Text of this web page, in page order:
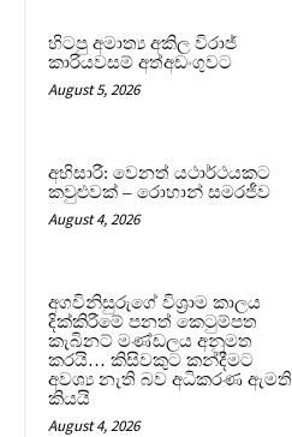
හිටපු අමාත්‍ය අකිල විරාජ්
කාරියවසම් අත්අඩංගුවට
August 5, 2026
අභිසාරී: වෙනත් යථාර්ථයකට
කවුළුවක් – රොහාන් සමරජීව
August 4, 2026
අගවිනිසුරුගේ විශ්‍රාම කාලය
දික්කිරීමේ පනත් කෙටුම්පත
කැබිනට් මණ්ඩලය අනුමත
කරයි… කිසිවකුට කන්දීමට
අවශ්‍ය නැති බව අධිකරණ ඇමති
කියයි
August 4, 2026